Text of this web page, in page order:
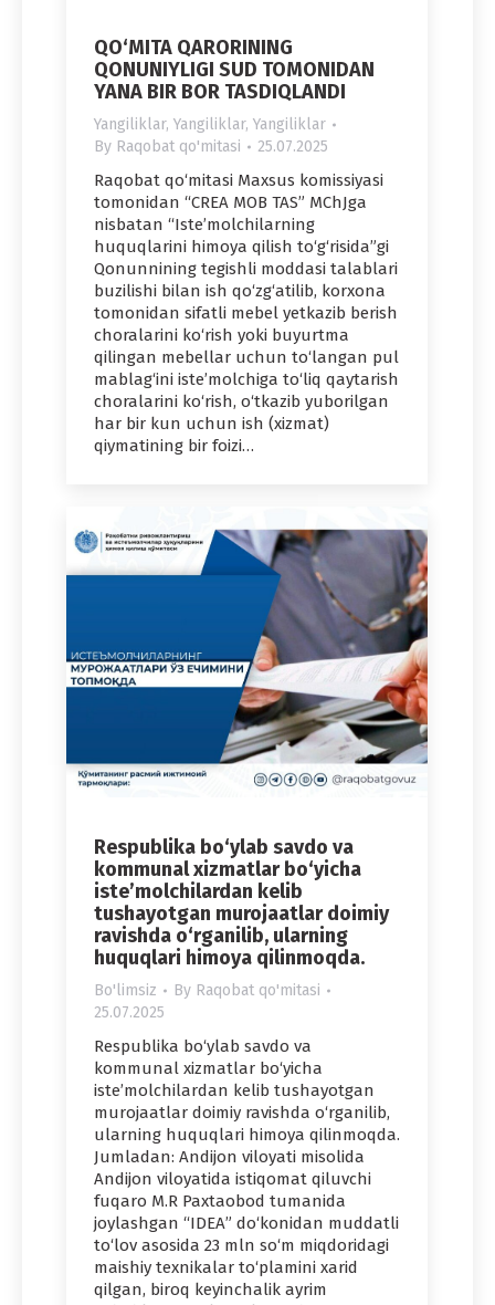
QO‘MITA QARORINING
QONUNIYLIGI SUD TOMONIDAN
YANA BIR BOR TASDIQLANDI
Yangiliklar, Yangiliklar, Yangiliklar
By Raqobat qo'mitasi 25.07.2025
Raqobat qo‘mitasi Maxsus komissiyasi
tomonidan “CREA MOB TAS” MChJga
nisbatan “Iste’molchilarning
huquqlarini himoya qilish to‘g‘risida”gi
Qonunnining tegishli moddasi talablari
buzilishi bilan ish qo‘zg‘atilib, korxona
tomonidan sifatli mebel yetkazib berish
choralarini ko‘rish yoki buyurtma
qilingan mebellar uchun to‘langan pul
mablag‘ini iste’molchiga to‘liq qaytarish
choralarini ko‘rish, o‘tkazib yuborilgan
har bir kun uchun ish (xizmat)
qiymatining bir foizi…
Respublika bo‘ylab savdo va
kommunal xizmatlar bo‘yicha
iste’molchilardan kelib
tushayotgan murojaatlar doimiy
ravishda o‘rganilib, ularning
huquqlari himoya qilinmoqda.
Bo'limsiz By Raqobat qo'mitasi
25.07.2025
Respublika bo‘ylab savdo va
kommunal xizmatlar bo‘yicha
iste’molchilardan kelib tushayotgan
murojaatlar doimiy ravishda o‘rganilib,
ularning huquqlari himoya qilinmoqda.
Jumladan: Andijon viloyati misolida
Andijon viloyatida istiqomat qiluvchi
fuqaro M.R Paxtaobod tumanida
joylashgan “IDEA” do‘konidan muddatli
to‘lov asosida 23 mln so‘m miqdoridagi
maishiy texnikalar to‘plamini xarid
qilgan, biroq keyinchalik ayrim